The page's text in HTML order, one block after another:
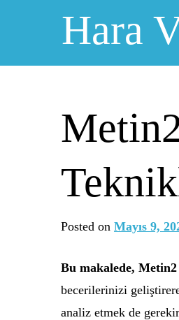
Hara
Posted on Mayıs 9,
Bu makalede,
becerilerinizi
analiz etmek de